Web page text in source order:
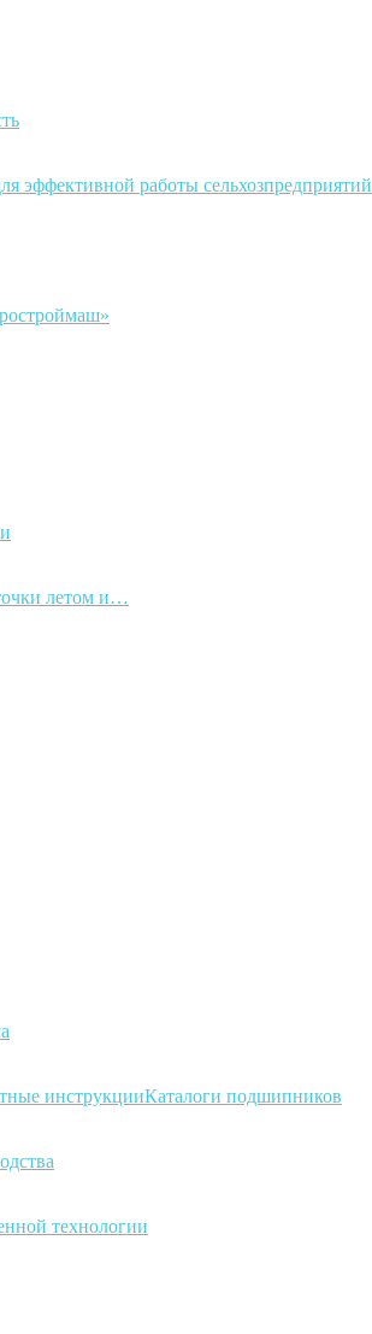
эффективной работы сельхозпредприятий
летом и…
инструкцииКаталоги подшипников
технологии